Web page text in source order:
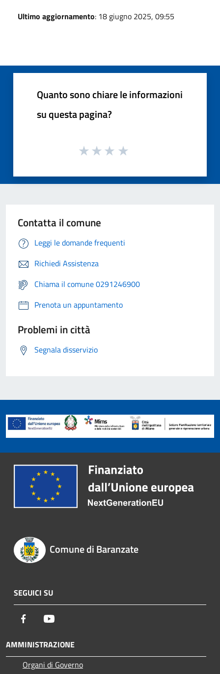
Ultimo aggiornamento: 18 giugno 2025, 09:55
Quanto sono chiare le informazioni
su questa pagina?
Contatta il comune
Leggi le domande frequenti
Richiedi Assistenza
Chiama il comune 0291246900
Prenota un appuntamento
Problemi in città
Segnala disservizio
Comune di Baranzate
SEGUICI SU
Facebook
AMMINISTRAZIONE
Organi di Governo